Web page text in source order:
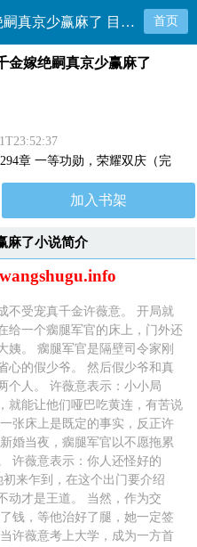
七零，易孕假千金嫁绝嗣真京少赢麻了 目录共294章 首页
金嫁绝嗣真京少赢麻了
章 一等功勋，荣耀双庆（完
加入书架
麻了小说简介
不受宠真千金许薇意。 开局就
给一个瘸腿军官的床上，门外还
姨。 瘸腿军官是隔壁司令家刚
心的假少爷。 然后假少爷和真
个人。 许薇意表示：小小局
就能让他们哑巴吃黄连，有苦说
张床上是既定的事实，反正许
婚当夜，瘸腿军官以不愿拖累
许薇意表示：你人还怪好的
来乍到，在这个出门要介绍
动才是王道。 当然，作为交
钱，等他治好了腿，她一定签
许薇意考上大学，成为一方首